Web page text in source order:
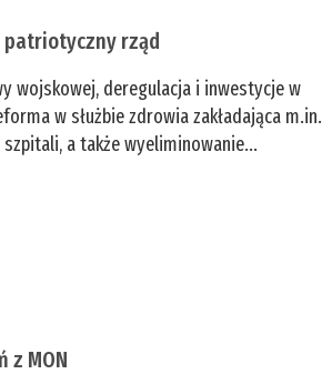
patriotyczny rząd
wojskowej, deregulacja i inwestycje w
w służbie zdrowia zakładająca m.in.
a także wyeliminowanie...
z MON